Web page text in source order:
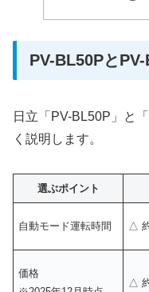
PV-BL50Pと
日立「PV-BL50P」と
く説明します。
選ぶポイント
自動モード運転時間 △
価格
△